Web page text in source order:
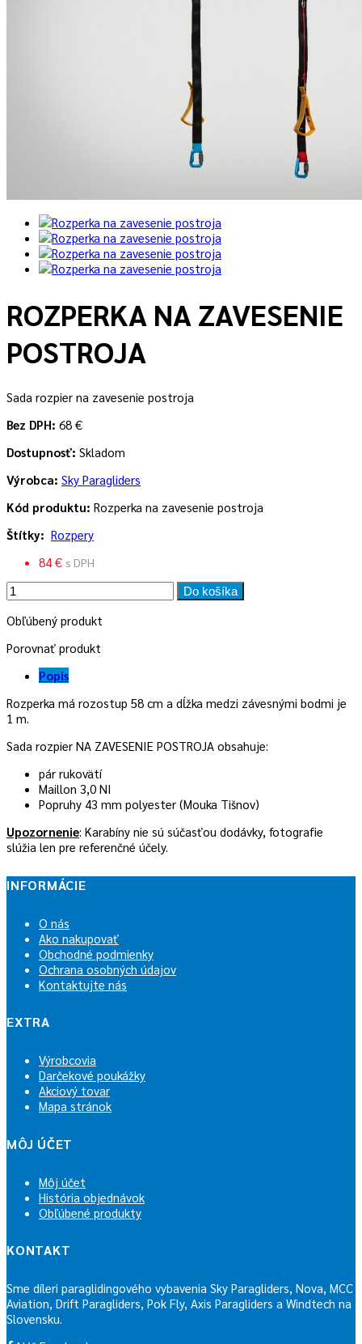
ROZPERKA NA ZAVESENIE
POSTROJA
Sada rozpier na zavesenie postroja
Bez DPH: 68 €
Dostupnosť: Skladom
Výrobca: Sky Paragliders
Kód produktu: Rozperka na zavesenie postroja
Štítky: Rozpery
84 € s DPH
Do košíka
Obľúbený produkt
Porovnať produkt
Popis
Rozperka má rozostup 58 cm a dĺžka medzi závesnými bodmi je
1 m.
Sada rozpier NA ZAVESENIE POSTROJA obsahuje:
pár rukovätí
Maillon 3,0 NI
Popruhy 43 mm polyester (Mouka Tišnov)
Upozornenie: Karabíny nie sú súčasťou dodávky, fotografie
slúžia len pre referenčné účely.
INFORMÁCIE
O nás
Ako nakupovať
Obchodné podmienky
Ochrana osobných údajov
Kontaktujte nás
EXTRA
Výrobcovia
Darčekové poukážky
Akciový tovar
Mapa stránok
MÔJ ÚČET
Môj účet
História objednávok
Obľúbené produkty
KONTAKT
Sme díleri paraglidingového vybavenia Sky Paragliders, Nova, MCC
Aviation, Drift Paragliders, Pok Fly, Axis Paragliders a Windtech na
Slovensku.